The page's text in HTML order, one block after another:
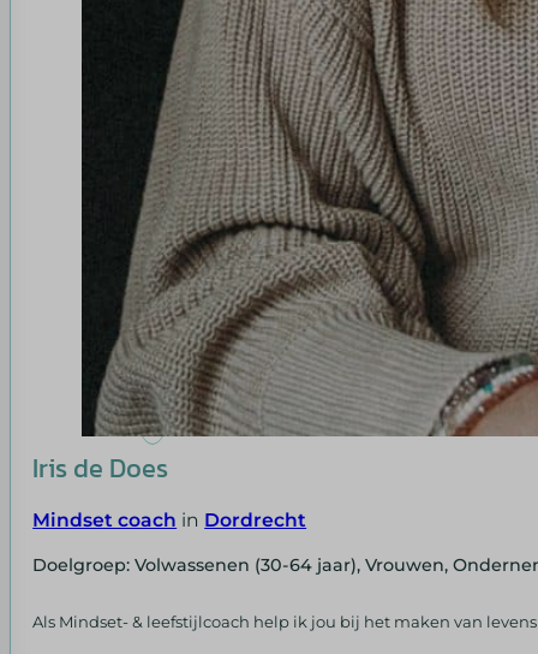
Iris de Does
Mindset coach in Dordrecht
Doelgroep: Volwassenen (30-64 jaar), Vrouwen,
Als Mindset- & leefstijlcoach help ik jou bij het maken van